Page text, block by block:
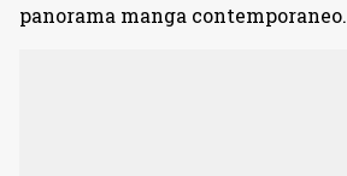
panorama manga contemporaneo.